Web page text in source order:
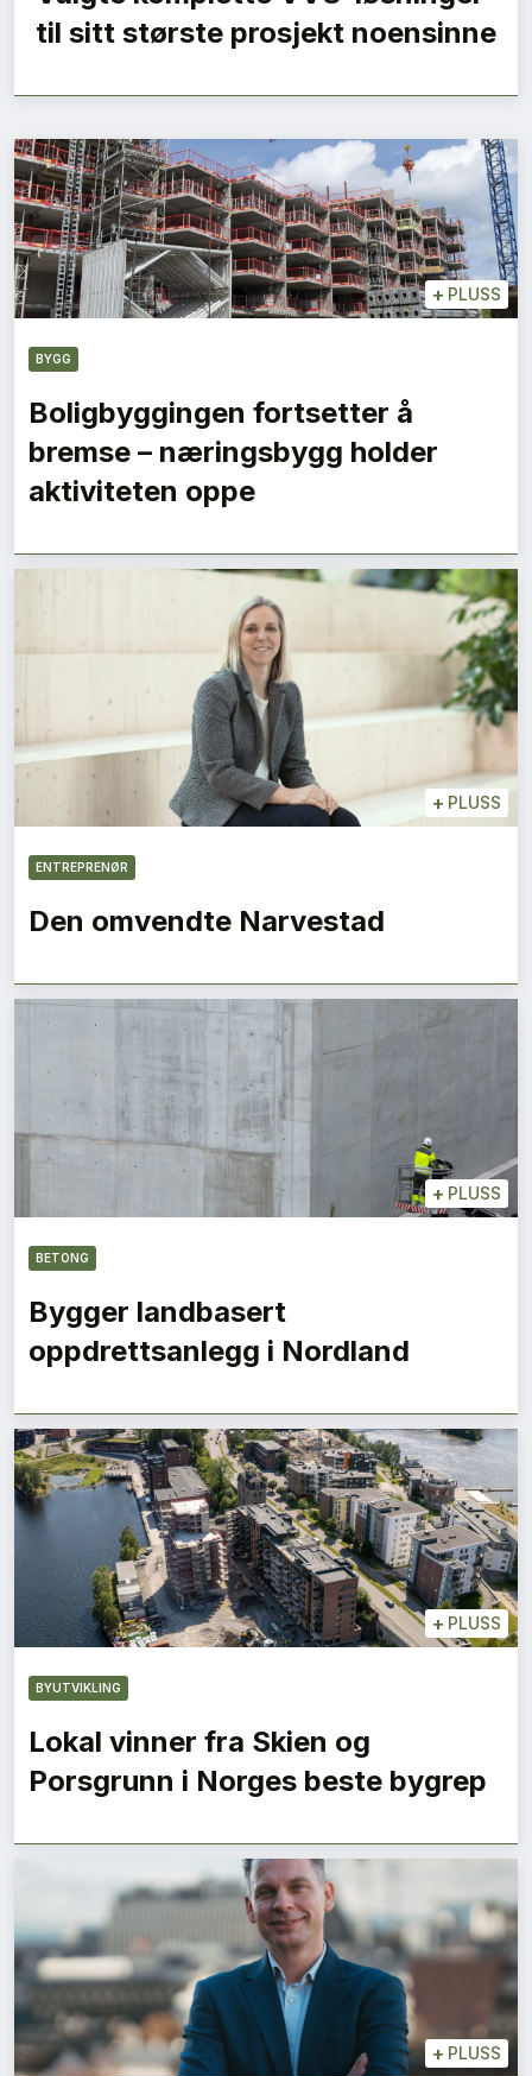
til sitt største prosjekt noensinne
+ PLUSS
BYGG
Boligbyggingen fortsetter å
bremse – næringsbygg holder
aktiviteten oppe
+ PLUSS
ENTREPRENØR
Den omvendte Narvestad
+ PLUSS
BETONG
Bygger landbasert
oppdrettsanlegg i Nordland
+ PLUSS
BYUTVIKLING
Lokal vinner fra Skien og
Porsgrunn i Norges beste bygrep
+ PLUSS